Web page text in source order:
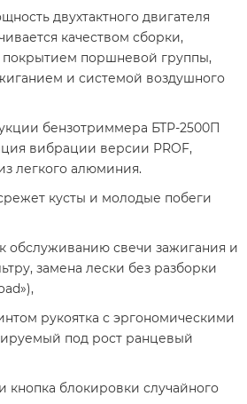
двухтактного двигателя
качеством сборки,
поршневой группы,
и системой воздушного
бензотриммера БТР-2500П
вибрации версии PROF,
легкого алюминия.
кусты и молодые побеги
обслуживанию свечи зажигания и
замена лески без разборки
рукоятка с эргономическими
под рост ранцевый
кнопка блокировки случайного